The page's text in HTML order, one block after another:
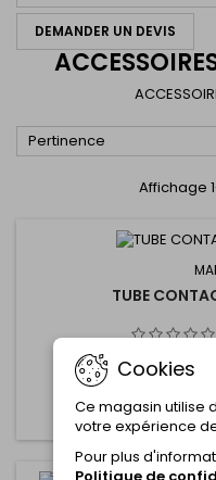
DEMANDER UN DEVIS
Pertinence
Affichage
TUBE

Cookies
Ce magasin utilise
votre expérience
Pour plus